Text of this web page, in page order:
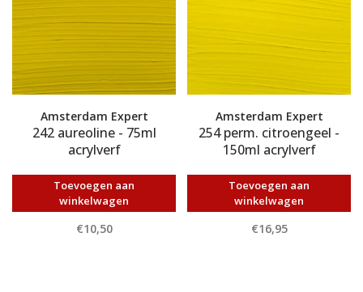
Amsterdam Expert
242 aureoline - 75ml
acrylverf
Toevoegen aan
winkelwagen
€10,50
Amsterdam Expert
254 perm. citroengeel -
150ml acrylverf
Toevoegen aan
winkelwagen
€16,95